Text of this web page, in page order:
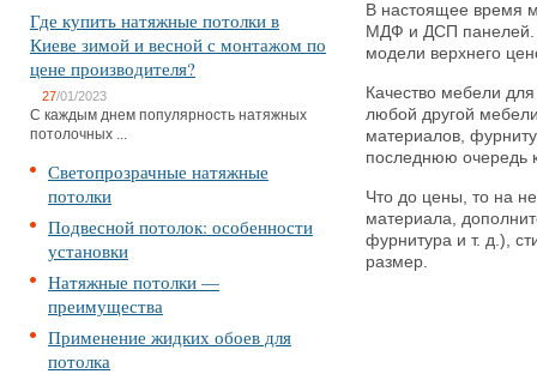
Где купить натяжные потолки в
Киеве зимой и весной с монтажом по
цене производителя?
27/01/2023
С каждым днем популярность натяжных
потолочных ...
Светопрозрачные натяжные
потолки
Подвесной потолок: особенности
установки
Натяжные потолки —
преимущества
Применение жидких обоев для
потолка
В настоящее время
МДФ и ДСП панелей.
модели верхнего
Качество мебели
любой другой
материалов,
последнюю очередь
Что до цены, то на
материала,
фурнитура и т. д.),
размер.